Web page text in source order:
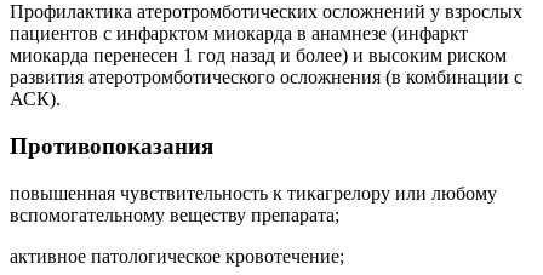
Профилактика атеротромботических осложнений у взрослых
пациентов с инфарктом миокарда в анамнезе (инфаркт
миокарда перенесен 1 год назад и более) и высоким риском
развития атеротромботического осложнения (в комбинации с
АСК).
Противопоказания
повышенная чувствительность к тикагрелору или любому
вспомогательному веществу препарата;
активное патологическое кровотечение;